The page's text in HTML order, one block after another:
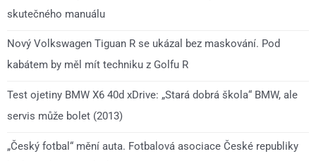
skutečného manuálu
Nový Volkswagen Tiguan R se ukázal bez maskování. Pod
kabátem by měl mít techniku z Golfu R
Test ojetiny BMW X6 40d xDrive: „Stará dobrá škola“ BMW, ale
servis může bolet (2013)
„Český fotbal“ mění auta. Fotbalová asociace České republiky